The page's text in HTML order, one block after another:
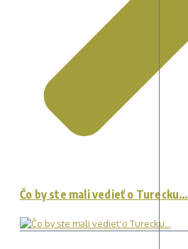
Čo by ste mali vedieť o Turecku…